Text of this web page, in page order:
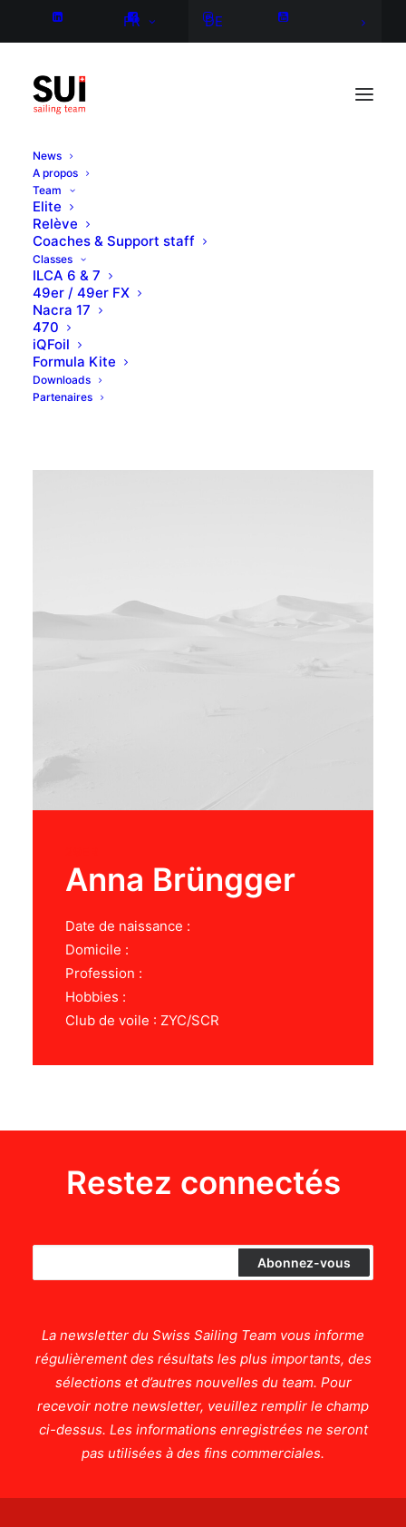
FR DE
News
A propos
Team
Elite
Relève
Coaches & Support staff
Classes
ILCA 6 & 7
49er / 49er FX
Nacra 17
470
iQFoil
Formula Kite
Downloads
Partenaires
Anna Brüngger
Date de naissance :
Domicile :
Profession :
Hobbies :
Club de voile : ZYC/SCR
Restez connectés
La newsletter du Swiss Sailing Team vous informe
régulièrement des résultats les plus importants, des
sélections et d’autres nouvelles du team. Pour
recevoir notre newsletter, veuillez remplir le champ
ci-dessus. Les informations enregistrées ne seront
pas utilisées à des fins commerciales.